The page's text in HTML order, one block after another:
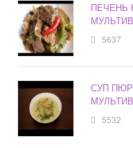
ПЕЧЕНЬ
5637
СУП
5532